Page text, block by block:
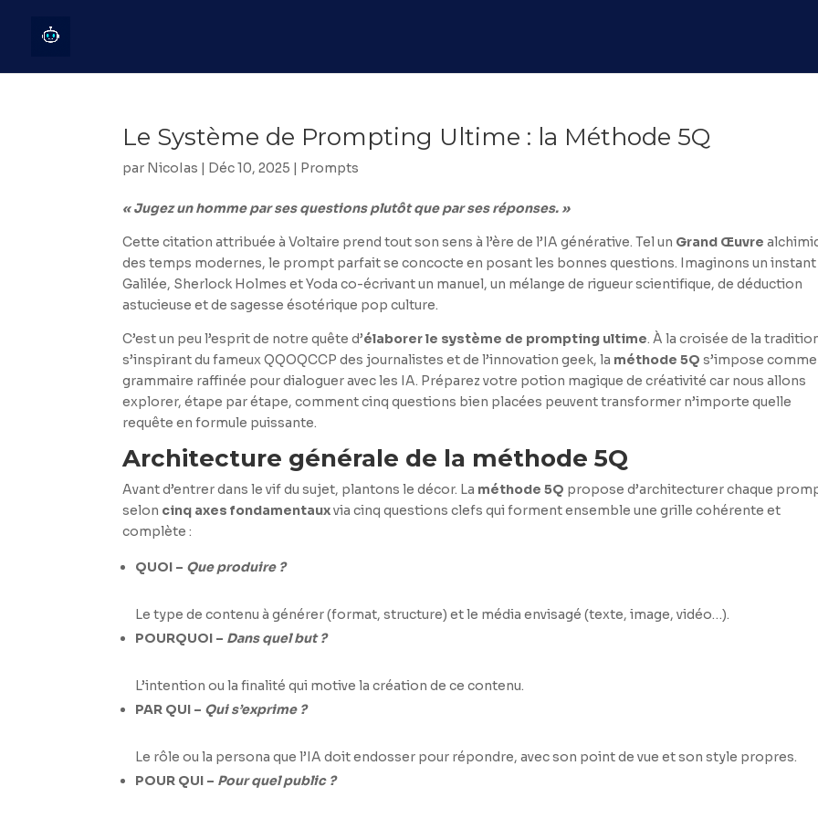
Le Système de Prompting Ultime : la Méthode 5Q
par NicoIas | Déc 10, 2025 | Prompts
« Jugez un homme par ses questions plutôt que par ses réponses. »
Cette citation attribuée à Voltaire prend tout son sens à l’ère de l’IA générative. Tel un Grand Œuvre
des temps modernes, le prompt parfait se concocte en posant les bonnes questions. Imaginons un instant
Galilée, Sherlock Holmes et Yoda co-écrivant un manuel, un mélange de rigueur scientifique, de déduction
astucieuse et de sagesse ésotérique pop culture.
C’est un peu l’esprit de notre quête d’élaborer le système de prompting ultime. À la croisée de la
s’inspirant du fameux QQOQCCP des journalistes et de l’innovation geek, la méthode 5Q s’impose
grammaire raffinée pour dialoguer avec les IA. Préparez votre potion magique de créativité car nous allons
explorer, étape par étape, comment cinq questions bien placées peuvent transformer n’importe quelle
requête en formule puissante.
Architecture générale de la méthode 5Q
Avant d’entrer dans le vif du sujet, plantons le décor. La méthode 5Q propose d’architecturer chaque
selon cinq axes fondamentauxvia cinq questions clefs qui forment ensemble une grille cohérente et
complète :
QUOI – Que produire ?
Le type de contenu à générer (format, structure) et le média envisagé (texte, image, vidéo…).
POURQUOI – Dans quel but ?
L’intention ou la finalité qui motive la création de ce contenu.
PAR QUI – Qui s’exprime ?
Le rôle ou la persona que l’IA doit endosser pour répondre, avec son point de vue et son style propres.
POUR QUI – Pour quel public ?